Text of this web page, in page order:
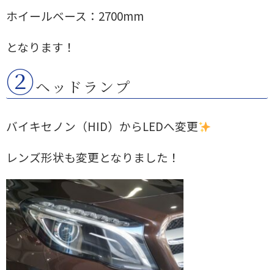
ホイールベース：2700mm
となります！
②ヘッドランプ
バイキセノン（HID）からLEDへ変更
レンズ形状も変更となりました！